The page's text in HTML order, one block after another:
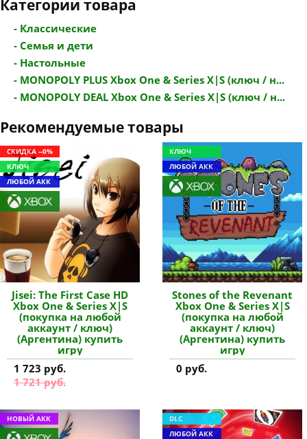
Категории товара
- Классические
- Семья и дети
- Настольные
- MONOPOLY PLUS Xbox One & Series X|S (ключ / н...
- MONOPOLY DEAL Xbox One & Series X|S (ключ / н...
Рекомендуемые товары
СКИДКА --0%
КЛЮЧ
ЛЮБОЙ АКК
Jisei: The First Case HD
Xbox One & Series X|S
(покупка на любой
аккаунт / ключ)
(Аргентина) купить
игру
1 723 руб.
1 721 руб.
КЛЮЧ
ЛЮБОЙ АКК
Stones of the Revenant
Xbox One & Series X|S
(покупка на любой
аккаунт / ключ)
(Аргентина) купить
игру
0 руб.
НОВЫЙ АКК
DLC
ЛЮБОЙ АКК